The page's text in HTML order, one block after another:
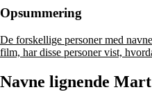
Opsummering
De forskellige personer med
film, har disse personer vist,
Navne lignende